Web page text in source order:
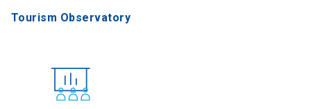
Tourism Observatory